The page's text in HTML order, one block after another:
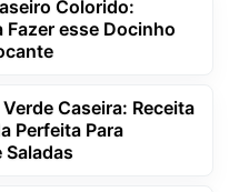
Colorido:
Fazer esse Docinho
Caseira: Receita
Perfeita Para
Saladas